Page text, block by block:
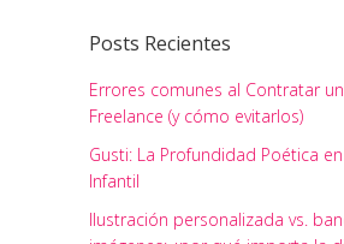
Posts Recientes
Errores comunes al Contratar
Freelance (y cómo evitarlos)
Gusti: La Profundidad Poética
Infantil
Ilustración personalizada vs.